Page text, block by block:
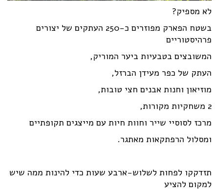
לא מספיק?
בשטח הפארק מפוזרים כ-250 העתקים של יצורים
פרהיסטוריים
המשובצים בטבעיות ביער המוריק,
העתק של כפר מעידן הברזל,
מוזיאון וחנות אבנים חצי טובות,
2 משחקיות מקורות,
מרכז לסוסיי שייר וחוות חיות עם מייצגים תקופתיים
ומסלול הרפתקאות מאתגר.
תזדקקו לפחות לשלוש-ארבע שעות כדי להינות ממה שיש
למקום להציע